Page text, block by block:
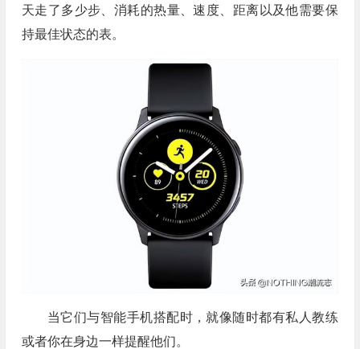
天走了多少步、消耗的热量、速度、距离以及他需要保
持最佳状态的表。
当它们与智能手机搭配时，就像随时都有私人教练
或者你在身边一样提醒他们。